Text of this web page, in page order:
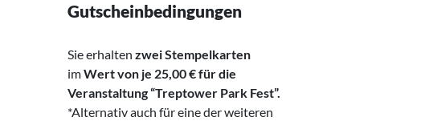
Gutscheinbedingungen
Sie erhalten zwei Stempelkarten
imWert von je 25,00 € für die
Veranstaltung “Treptower Park Fest”.
*Alternativ auch für eine der weiteren